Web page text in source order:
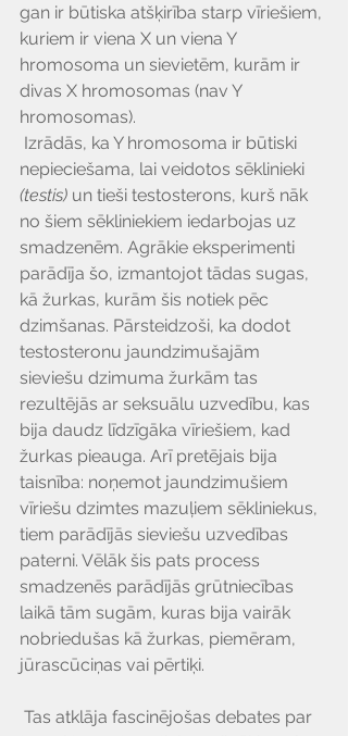
gan ir būtiska atšķirība starp vīriešiem,
kuriem ir viena X un viena Y
hromosoma un sievietēm, kurām ir
divas X hromosomas (nav Y
hromosomas).
nepieciešama, lai veidotos sēklinieki
(testis) un tieši testosterons, kurš nāk
no šiem sēkliniekiem iedarbojas uz
smadzenēm. Agrākie eksperimenti
parādīja šo, izmantojot tādas sugas,
kā žurkas, kurām šis notiek pēc
dzimšanas. Pārsteidzoši, ka dodot
testosteronu jaundzimušajām
sieviešu dzimuma žurkām tas
rezultējās ar seksuālu uzvedību, kas
bija daudz līdzīgāka vīriešiem, kad
žurkas pieauga. Arī pretējais bija
taisnība: noņemot jaundzimušiem
vīriešu dzimtes mazuļiem sēkliniekus,
tiem parādījās sieviešu uzvedības
paterni. Vēlāk šis pats process
smadzenēs parādījās grūtniecības
laikā tām sugām, kuras bija vairāk
nobriedušas kā žurkas, piemēram,
jūrascūciņas vai pērtiķi.